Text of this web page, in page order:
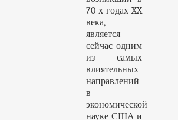
70-х годах XX
века,
является
сейчас одним
из самых
влиятельных
направлений
в
экономической
науке США и